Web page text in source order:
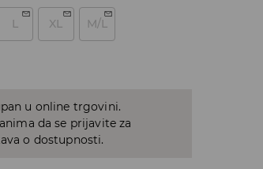
L XL M/L
u online trgovini.
da se prijavite za
o dostupnosti.